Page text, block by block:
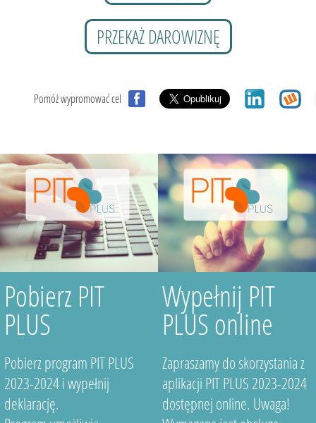
PRZEKAŻ DAROWIZNĘ
Pomóż wypromować cel
Pobierz PIT
PLUS
Pobierz program PIT PLUS
2023-2024 i wypełnij
deklarację.
Wypełnij PIT
PLUS online
Zapraszamy do skorzystania z
aplikacji PIT PLUS 2023-2024
dostępnej online. Uwaga!